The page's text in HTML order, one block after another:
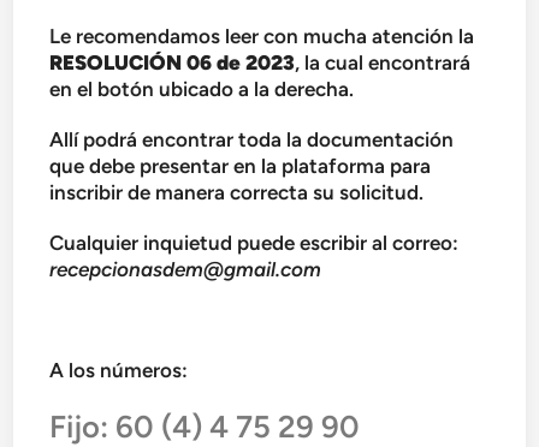
Le recomendamos leer con mucha atención la
RESOLUCIÓN 06 de 2023, la cual encontrará
en el botón ubicado a la derecha.
Allí podrá encontrar toda la documentación
que debe presentar en la plataforma para
inscribir de manera correcta su solicitud.
Cualquier inquietud puede escribir al correo:
recepcionasdem@gmail.com
A los números:
Fijo: 60 (4) 4 75 29 90